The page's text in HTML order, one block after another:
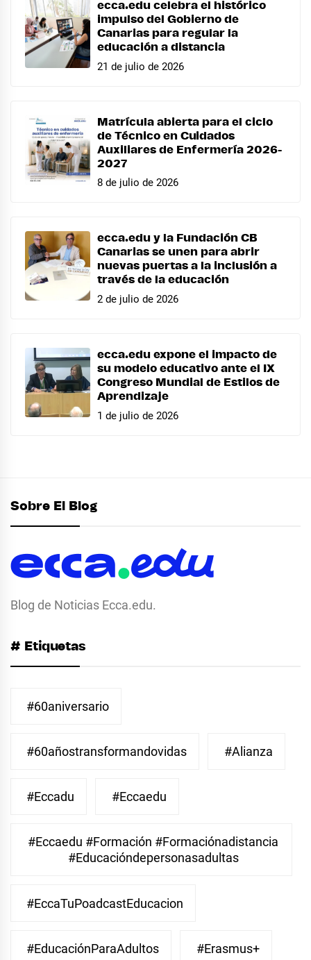
ecca.edu celebra el histórico
impulso del Gobierno de
Canarias para regular la
educación a distancia
21 de julio de 2026
Matrícula abierta para el ciclo
de Técnico en Cuidados
Auxiliares de Enfermería 2026-
2027
8 de julio de 2026
ecca.edu y la Fundación CB
Canarias se unen para abrir
nuevas puertas a la inclusión a
través de la educación
2 de julio de 2026
ecca.edu expone el impacto de
su modelo educativo ante el IX
Congreso Mundial de Estilos de
Aprendizaje
1 de julio de 2026
Sobre El Blog
Blog de Noticias Ecca.edu.
# Etiquetas
#60aniversario
#60añostransformandovidas #Alianza
#eccadu #eccaedu
#eccaedu #formación #formaciónadistancia
#educacióndepersonasadultas
#EccaTuPoadcastEducacion
#EducaciónParaAdultos #Erasmus+